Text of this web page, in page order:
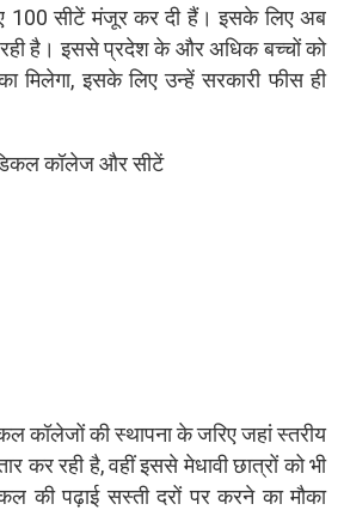
100 सीटें मंजूर कर दी हैं। इसके लिए अब
है। इससे प्रदेश के और अधिक बच्चों को
मिलेगा, इसके लिए उन्हें सरकारी फीस ही
कॉलेज और सीटें
कॉलेजों की स्थापना के जरिए जहां स्तरीय
कर रही है, वहीं इससे मेधावी छात्रों को भी
की पढ़ाई सस्ती दरों पर करने का मौका